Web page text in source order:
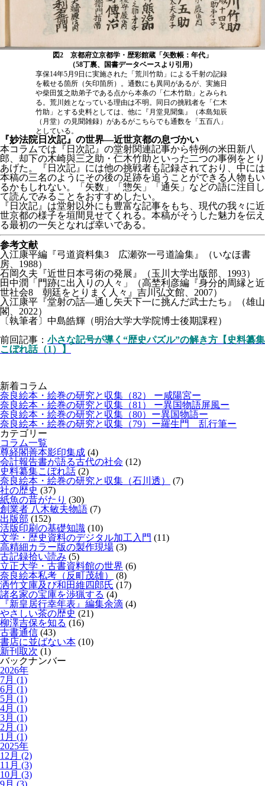
図2 京都府立京都学・歴彩館蔵「矢数帳：年代」
（58丁裏、国書データベースより引用）
享保14年5月9日に実施された「荒川竹助」による千射の記録
を載せる箇所（矢印箇所）。通数にも異同があるが、実施日
や柴田笈之助弟子である点から本条の「仁木竹助」とみられ
る。荒川姓となっている理由は不明。同日の挑戦者を「仁木
竹助」とする史料としては、他に『月堂見聞集』（本島知辰
（月堂）の見聞雑録）があるがこちらでも通数を「五百八」
としている。
『妙法院日次記』の世界―近世京都の息づかい
本コラムでは『日次記』の堂射関連記事から特例の米田新八
郎、却下の木崎與三之助・仁木竹助といった二つの事例をとり
あげた。『日次記』には他の挑戦者も記録されており、中には
本稿の三名のようにその後の足跡を追うことができる人物もい
るかもしれない。「矢数」「惣矢」「通矢」などの語に注目し
て読んでみることをおすすめしたい。
『日次記』は堂射以外にも豊富な記事をもち、現代の我々に近
世京都の様子を垣間見せてくれる。本稿がそうした魅力を伝え
る最初の一矢となれば幸いである。
参考文献
入江康平編『弓道資料集3 広瀬弥一弓道論集』（いなほ書
房、1988）
石岡久夫『近世日本弓術の発展』（玉川大学出版部、1993）
田中潤「門跡に出入りの人々」（高埜利彦編『身分的周縁と近
世社会8 朝廷をとりまく人々』吉川弘文館、2007）
入江康平『堂射の話―通し矢天下一に挑んだ武士たち』（雄山
閣、2022）
〔執筆者〕中島皓輝（明治大学大学院博士後期課程）
前回記事： 小さな記号が導く“歴史パズル”の解き方【史料纂集
こぼれ話（1）】
新着コラム
奈良絵本・絵巻の研究と収集（82） ー咸陽宮ー
奈良絵本・絵巻の研究と収集（81） ー異国物語屏風ー
奈良絵本・絵巻の研究と収集（80）ー異国物語ー
奈良絵本・絵巻の研究と収集（79）ー羅生門 乱行筆ー
カテゴリー
コラム一覧
尊経閣善本影印集成 (4)
会計報告書が語る古代の社会 (12)
史料纂集こぼれ話 (2)
奈良絵本・絵巻の研究と収集（石川透）
(7)
社の歴史 (37)
紙魚の昔がたり (30)
創業者 八木敏夫物語 (7)
出版部 (152)
活版印刷の基礎知識 (10)
文学・歴史資料のデジタル加工入門 (11)
高精細カラー版の製作現場 (3)
古記録拾い読み (5)
立正大学・古書資料館の世界 (6)
奈良絵本私考（反町茂雄）
(8)
洒竹文庫及び和田維四郎氏 (17)
諸名家の宝庫を渉猟する (4)
『新皇居行幸年表』編集余滴 (4)
やさしい茶の歴史 (21)
柳澤吉保を知る (16)
古書通信 (43)
書店に並ばない本 (10)
新刊取次 (1)
バックナンバー
2026年
7月 (1)
6月 (1)
5月 (1)
4月 (1)
3月 (1)
2月 (1)
1月 (1)
2025年
12月 (2)
11月 (3)
10月 (3)
9月 (3)